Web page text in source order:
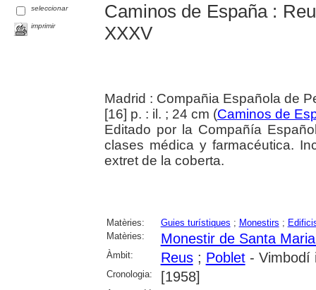
seleccionar
imprimir
Caminos de España :
XXXV
Madrid : Compañia Española de
[16] p. : il. ; 24 cm (Caminos de
Editado por la Compañía
clases médica y farmacéutica.
extret de la coberta.
Matèries: Guies turístiques ; Monestirs ;
Matèries:
Monestir de Santa
Àmbit: Reus; Poblet- Vimbodí
Cronologia: [1958]